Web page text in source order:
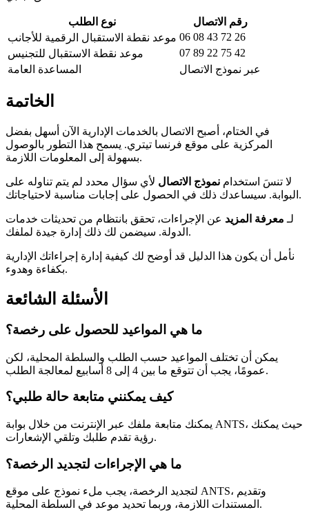
نوع الطلب
رقم الاتصال
موعد نقطة الاستقبال الرقمية للأجانب 06 08 43 72 26
موعد نقطة الاستقبال للتجنيس
07 89 22 75 42
المساعدة العامة
عبر نموذج الاتصال
الخاتمة
في الختام، أصبح الاتصال بالخدمات الإدارية الآن أسهل بفضل
المركزية على موقع فرنسا تيتري. يسمح هذا التطور بالوصول
بسهولة إلى المعلومات اللازمة.
لا تنسَ استخدام نموذج الاتصال لأي سؤال محدد لم يتم تناوله على
البوابة. سيساعدك ذلك في الحصول على إجابات مناسبة لاحتياجاتك.
لـ معرفة المزيد عن الإجراءات، تحقق بانتظام من تحديثات خدمات
الدولة. سيضمن لك ذلك إدارة جيدة لملفك.
نأمل أن يكون هذا الدليل قد أوضح لك كيفية إدارة إجراءاتك الإدارية
بكفاءة وهدوء.
الأسئلة الشائعة
ما هي المواعيد للحصول على رخصة؟
يمكن أن تختلف المواعيد حسب الطلب والسلطة المحلية، لكن
عمومًا، يجب أن تتوقع ما بين 4 إلى 8 أسابيع لمعالجة الطلب.
كيف يمكنني متابعة حالة طلبي؟
يمكنك متابعة ملفك عبر الإنترنت من خلال بوابة ANTS، حيث يمكنك
رؤية تقدم طلبك وتلقي الإشعارات.
ما هي الإجراءات لتجديد الرخصة؟
لتجديد الرخصة، يجب ملء نموذج على موقع ANTS، وتقديم
المستندات اللازمة، وربما تحديد موعد في السلطة المحلية.